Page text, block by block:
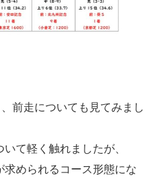
前走についても見てみまし
て軽く触れましたが、
められるコース形態にな